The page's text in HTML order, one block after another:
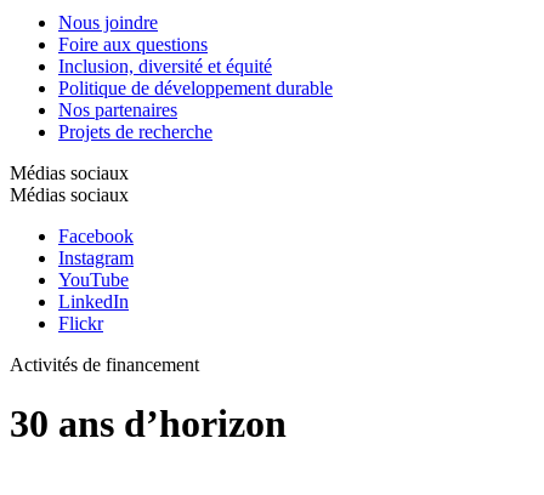
Nous joindre
Foire aux questions
Inclusion, diversité et équité
Politique de développement durable
Nos partenaires
Projets de recherche
Médias sociaux
Médias sociaux
Facebook
Instagram
YouTube
LinkedIn
Flickr
Activités de financement
30 ans d’horizon